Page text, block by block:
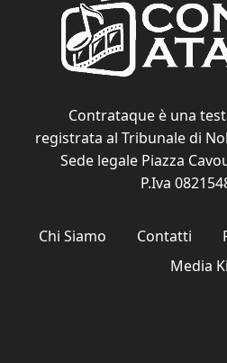
Contrataque è una
registrata al Tribunale di
Sede legale Piazza
P.Iva
Chi Siamo Contatti
Media